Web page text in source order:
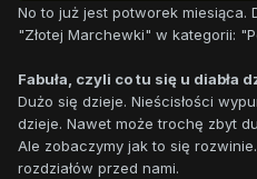
No to już jest potworek miesiąca.
"Złotej Marchewki" w kategorii:
Fabuła, czyli co tu się u diabła
Dużo się dzieje. Nieścisłości
dzieje. Nawet może trochę zbyt
Ale zobaczymy jak to się
rozdziałów przed nami.